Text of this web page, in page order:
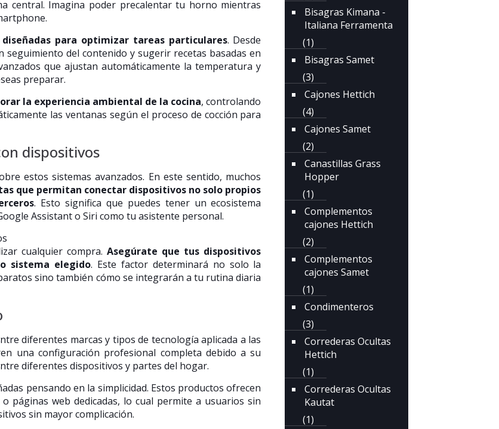
central. Imagina poder precalentar tu horno mientras
para optimizar tareas particulares. Desde
del contenido y sugerir recetas basadas en
que ajustan automáticamente la temperatura y
preparar.
la experiencia ambiental de la cocina, controlando
las ventanas según el proceso de cocción para
dispositivos
estos sistemas avanzados. En este sentido, muchos
que permitan conectar dispositivos no solo propios
. Esto significa que puedes tener un ecosistema
Assistant o Siri como tu asistente personal.
cualquier compra.Asegúrate que tus dispositivos
sistema elegido. Este factor determinará no solo la
sino también cómo se integrarán a tu rutina diaria
diferentes marcas y tipos de tecnología aplicada a las
una configuración profesional completa debido a su
diferentes dispositivos y partes del hogar.
pensando en la simplicidad. Estos productos ofrecen
páginas web dedicadas, lo cual permite a usuarios sin
sin mayor complicación.
Bisagras Kimana -
Italiana Ferramenta
(1)
Bisagras Samet
(3)
Cajones Hettich
(4)
Cajones Samet
(2)
Canastillas Grass
Hopper
(1)
Complementos
cajones Hettich
(2)
Complementos
cajones Samet
(1)
Condimenteros
(3)
Correderas Ocultas
Hettich
(1)
Correderas Ocultas
Kautat
(1)